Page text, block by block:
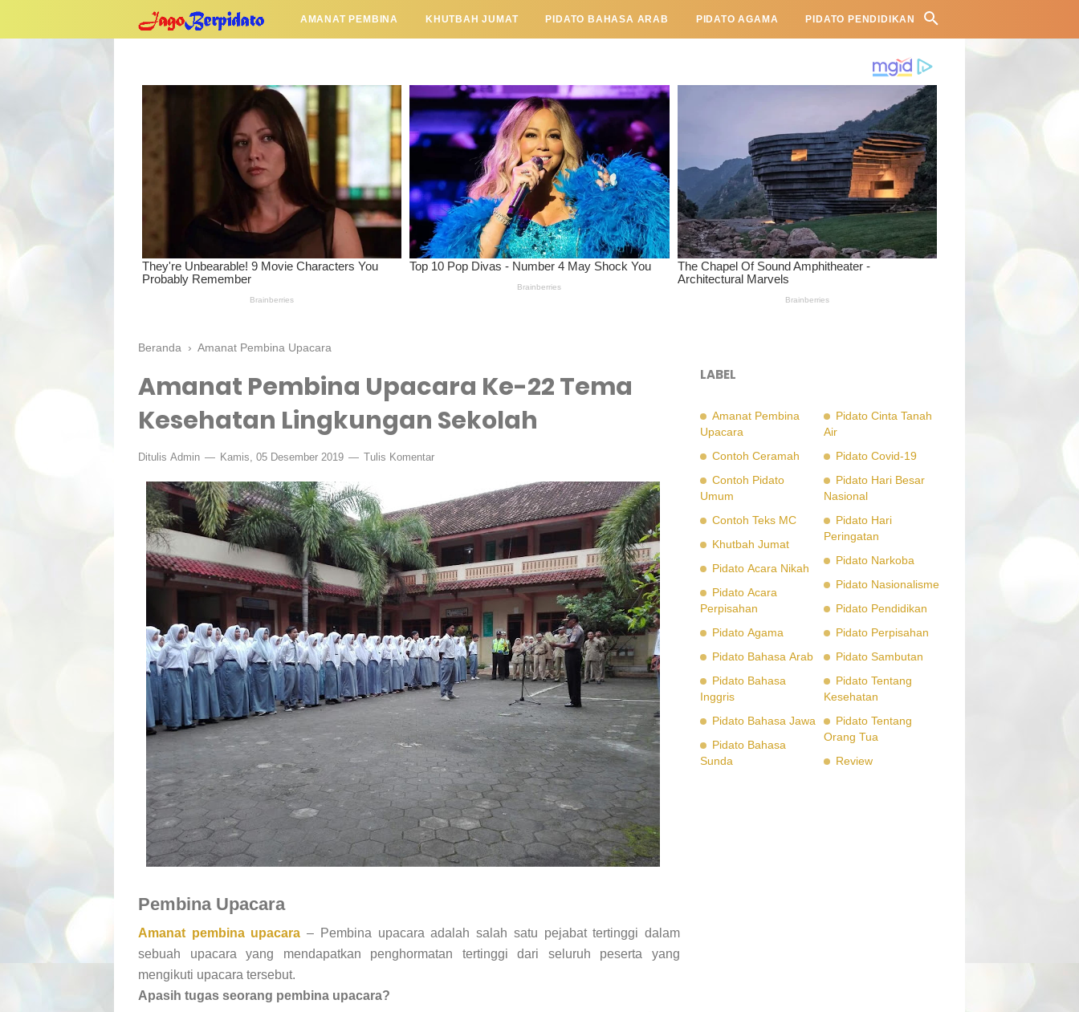
AMANAT PEMBINA KHUTBAH JUMAT PIDATO BAHASA ARAB PIDATO AGAMA PIDATO PENDIDIKAN
Beranda › Amanat Pembina Upacara
Amanat Pembina Upacara Ke-22 Tema
Kesehatan Lingkungan Sekolah
Ditulis Admin Kamis, 05 Desember 2019 Tulis Komentar
Pembina Upacara
Amanat pembina upacara – Pembina upacara adalah salah satu pejabat tertinggi dalam
sebuah upacara yang mendapatkan penghormatan tertinggi dari seluruh peserta yang
mengikuti upacara tersebut.
Apasih tugas seorang pembina upacara?
LABEL
Amanat Pembina
Upacara
Contoh Ceramah
Contoh Pidato
Umum
Contoh Teks MC
Khutbah Jumat
Pidato Acara Nikah
Pidato Acara
Perpisahan
Pidato Agama
Pidato Bahasa Arab
Pidato Bahasa
Inggris
Pidato Bahasa Jawa
Pidato Bahasa
Sunda
Pidato Cinta Tanah
Air
Pidato Covid-19
Pidato Hari Besar
Nasional
Pidato Hari
Peringatan
Pidato Narkoba
Pidato Nasionalisme
Pidato Pendidikan
Pidato Perpisahan
Pidato Sambutan
Pidato Tentang
Kesehatan
Pidato Tentang
Orang Tua
Review